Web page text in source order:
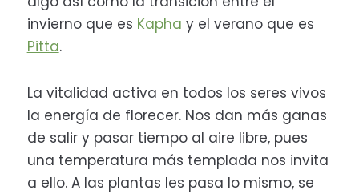
invierno que es Kapha y el verano que es
Pitta.
La vitalidad activa en todos los seres vivos
la energía de florecer. Nos dan más ganas
de salir y pasar tiempo al aire libre, pues
una temperatura más templada nos invita
a ello. A las plantas les pasa lo mismo, se